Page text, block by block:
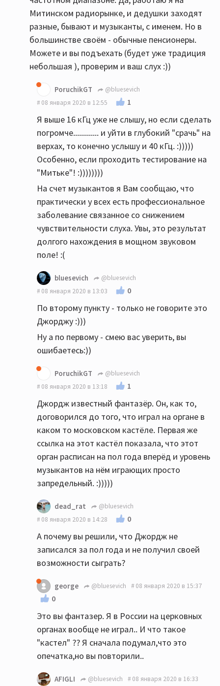
Митинском радиорынке, и дедушки заходят
разные, бывают и музыканты, с именем. Но в
большинстве своём - обычные пенсионеры.
Можете и вы подъехать (будет уже традиция
небольшая ), проверим и ваш слух :))
PoruchikGT
@bluesevich
08 января 2020 в 12:55
1
Я выше 16 кГц уже не слышу, но если сделать
погромче............. и уйти в глубокий "срачь" на
верхах, то конечно услышу и 40 кГц. :)))))
Особенно, если проходить тестирование на
"Митьке"! :))))))))
На счет музыкантов я Вам сообщаю, что
практически у всех есть профессиональное
заболевание связанное со снижением
чувствительности слуха. Увы, это результат
долгого нахождения в мощном звуковом
поле! :(
bluesevich
@bluesevich
08 января 2020 в 13:03
0
По второму пункту - только не говорите это
Джорджу :)))
Ну а по первому - смею вас уверить, вы
ошибаетесь:))
PoruchikGT
@bluesevich
08 января 2020 в 13:18
1
Джордж известный фантазёр. Он, как то,
договорился до того, что играл на органе в
каком то московском кастёле. Первая же
ссылка на этот кастёл показала, что этот
орган расписан на пол года вперёд и уровень
музыкантов на нём играющих просто
запредельный. :)))))
dead_rat
@bluesevich
08 января 2020 в 14:28
0
А почему вы решили, что Джордж не
записался за пол года и не получил своей
возможности сыграть?
george @bluesevich 08 января 2020 в 15:37
0
Это вы фантазер. Я в России на церковных
органах вообще не играл.. И что такое
"кастел" ?? Я сначала подумал,что это
опечатка,но вы повторили..
AFIGLI @bluesevich 08 января 2020 в 16:33